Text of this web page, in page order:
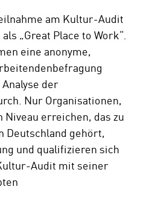
am Kultur-Audit
„Great Place to Work“.
eine anonyme,
der
Nur Organisationen,
erreichen, das zu
Deutschland gehört,
und qualifizieren sich
Audit mit seiner